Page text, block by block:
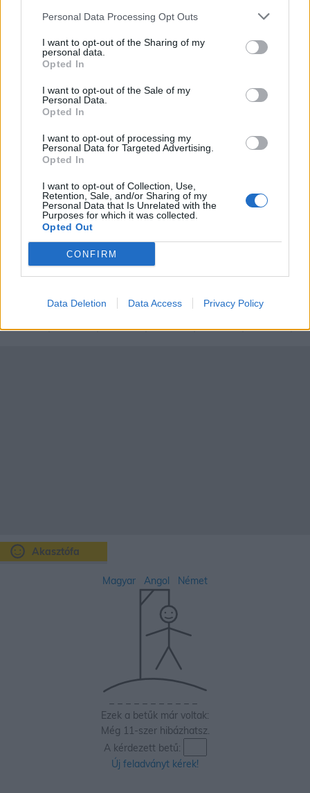
Personal Data Processing Opt Outs
I want to opt-out of the Sharing of my
personal data.
Opted In
I want to opt-out of the Sale of my
Personal Data.
Opted In
I want to opt-out of processing my
Personal Data for Targeted Advertising.
Opted In
I want to opt-out of Collection, Use,
Retention, Sale, and/or Sharing of my
Personal Data that Is Unrelated with the
Purposes for which it was collected.
Opted Out
CONFIRM
Data Deletion Data Access Privacy Policy
Széltérkép Radar Hójelentés
Vízhőmérséklet Holdnaptár Receptek
Budapest időjárás előrejelzése 30
21
Aug 09.
V
31
22
Aug 10.
H
37
17
Aug 11.
K CS
Akasztófa
Magyar Angol Német
Ezek a betűk már voltak:
Még 11-szer hibázhatsz.
A kérdezett betű:
Új feladványt kérek!